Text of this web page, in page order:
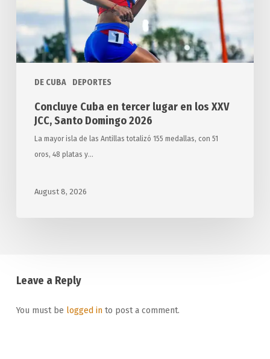
DE CUBA DEPORTES
JCC,
Santo
Concluye Cuba en tercer lugar en los XXV
JCC, Santo Domingo 2026
La mayor isla de las Antillas totalizó 155 medallas, con 51
oros, 48 platas y…
August 8, 2026
Leave a Reply
You must be logged into post a comment.